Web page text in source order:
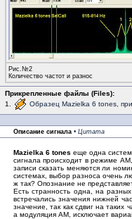
Рис.№2
Количество частот и разнос
Прикрепленные файлы (Files):
1.
Образец Mazielka 6 tones,
Описание сигнала • Цитата
Mazielka 6 tones еще одна
сигнала происходит в режиме
записи сказать меняются ли
системах, выбор разноса очень
ж так? Опознание не
Есть странность одна, на
встречались значения нижней
значение, так как сдвиг на
а модуляция АМ, исключает